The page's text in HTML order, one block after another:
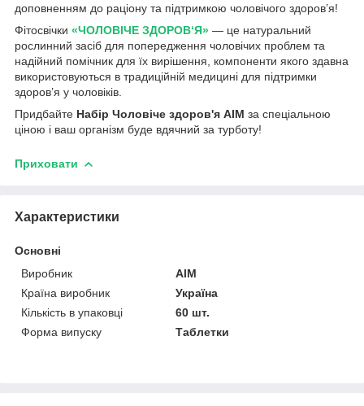
доповненням до раціону та підтримкою чоловічого здоров’я!
Фітосвічки «ЧОЛОВІЧЕ ЗДОРОВ‘Я» — це натуральний
рослинний засіб для попередження чоловічих проблем та
надійний помічник для їх вирішення, компоненти якого здавна
використовуються в традиційній медицині для підтримки
здоров’я у чоловіків.
Придбайте Набір Чоловіче здоров'я АІМ за спеціальною
ціною і ваш організм буде вдячний за турботу!
Приховати
Характеристики
Основні
Виробник
AIM
Країна виробник
Україна
Кількість в упаковці
60 шт.
Форма випуску
Таблетки